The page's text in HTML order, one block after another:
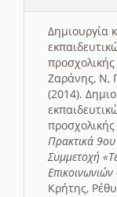
Δημιουργία
Ζαράνης, Ν,
(2014).
Πρακτικά
Συμμετοχή
Κρήτης,